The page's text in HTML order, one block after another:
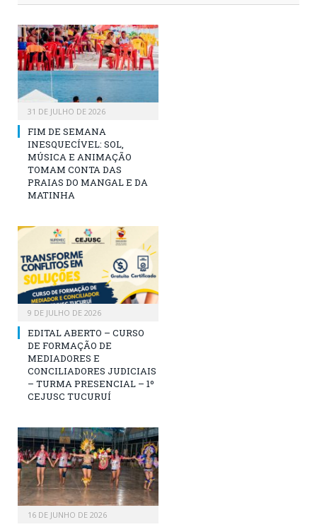
31 DE JULHO DE 2026
FIM DE SEMANA
INESQUECÍVEL: SOL,
MÚSICA E ANIMAÇÃO
TOMAM CONTA DAS
PRAIAS DO MANGAL E DA
MATINHA
9 DE JULHO DE 2026
EDITAL ABERTO – CURSO
DE FORMAÇÃO DE
MEDIADORES E
CONCILIADORES JUDICIAIS
– TURMA PRESENCIAL – 1º
CEJUSC TUCURUÍ
16 DE JUNHO DE 2026